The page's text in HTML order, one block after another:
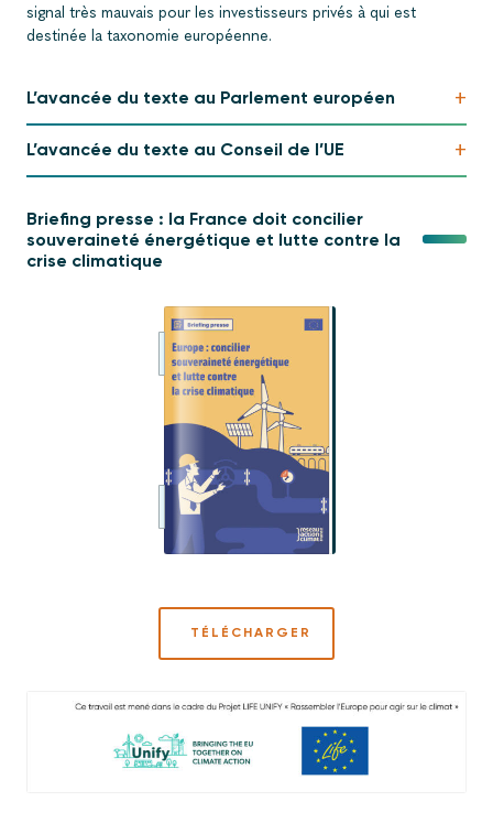
signal très mauvais pour les investisseurs privés à qui est
destinée la taxonomie européenne.
L’avancée du texte au Parlement européen +
L’avancée du texte au Conseil de l’UE +
Briefing presse : la France doit concilier
souveraineté énergétique et lutte contre la
crise climatique
TÉLÉCHARGER